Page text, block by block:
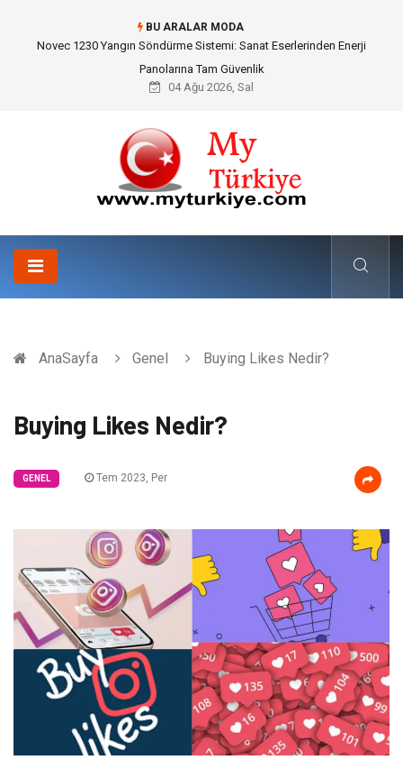
BU ARALAR MODA
Skoda Yedek Parça Seçiminde Teknik Uyumluluk ve Sürüş Konforu
04 Ağu 2026, Sal
AnaSayfa Genel Buying Likes Nedir?
Buying Likes Nedir?
GENEL Tem 2023, Per